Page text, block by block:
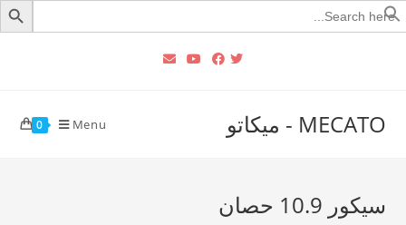
Search
for:
MECATO - ميكاتو 0 Menu
سيكور 10.9 حصان